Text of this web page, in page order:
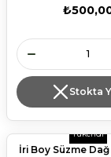
Stokta
Tükendi
İri Boy Süzme